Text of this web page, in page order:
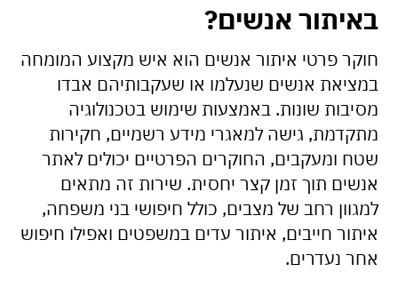
באיתור אנשים?
חוקר פרטי איתור אנשים הוא איש מקצוע המומחה
במציאת אנשים שנעלמו או שעקבותיהם אבדו
מסיבות שונות. באמצעות שימוש בטכנולוגיה
מתקדמת, גישה למאגרי מידע רשמיים, חקירות
שטח ומעקבים, החוקרים הפרטיים יכולים לאתר
אנשים תוך זמן קצר יחסית. שירות זה מתאים
למגוון רחב של מצבים, כולל חיפושי בני משפחה,
איתור חייבים, איתור עדים במשפטים ואפילו חיפוש
אחר נעדרים.